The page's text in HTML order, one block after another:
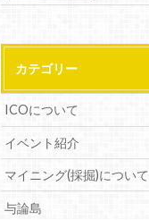
カテゴリー
ICOについて
イベント紹介
マイニング(採掘)について
与論島